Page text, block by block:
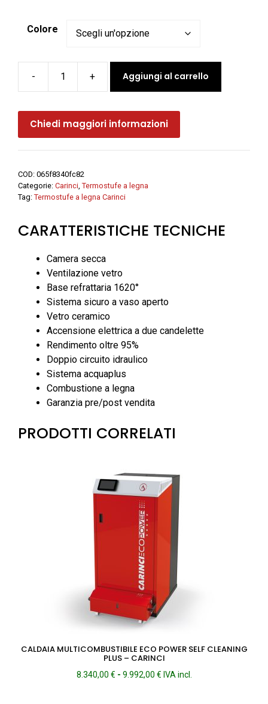
Colore
-
Termostufa
legna
WOOD
200
-
quantità
+ Aggiungi al carrello
Chiedi maggiori informazioni
COD: 065f8340fc82
Categorie: Carinci Termostufe a legna
Tag: Termostufe a legna Carinci
CARATTERISTICHE TECNICHE
Camera secca
Ventilazione vetro
Base refrattaria 1620°
Sistema sicuro a vaso aperto
Vetro ceramico
Accensione elettrica a due candelette
Rendimento oltre 95%
Doppio circuito idraulico
Sistema acquaplus
Combustione a legna
Garanzia pre/post vendita
PRODOTTI CORRELATI
CALDAIA MULTICOMBUSTIBILE ECO POWER SELF CLEANING
PLUS – CARINCI
8.340,00 € - 9.992,00 €Fascia
IVA incl.